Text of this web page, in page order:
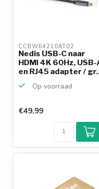
CCBW64210AT02
Nedis USB-C naar
HDMI 4K 60Hz, USB-
en RJ45 adapter /
Op voorraad
€49,99